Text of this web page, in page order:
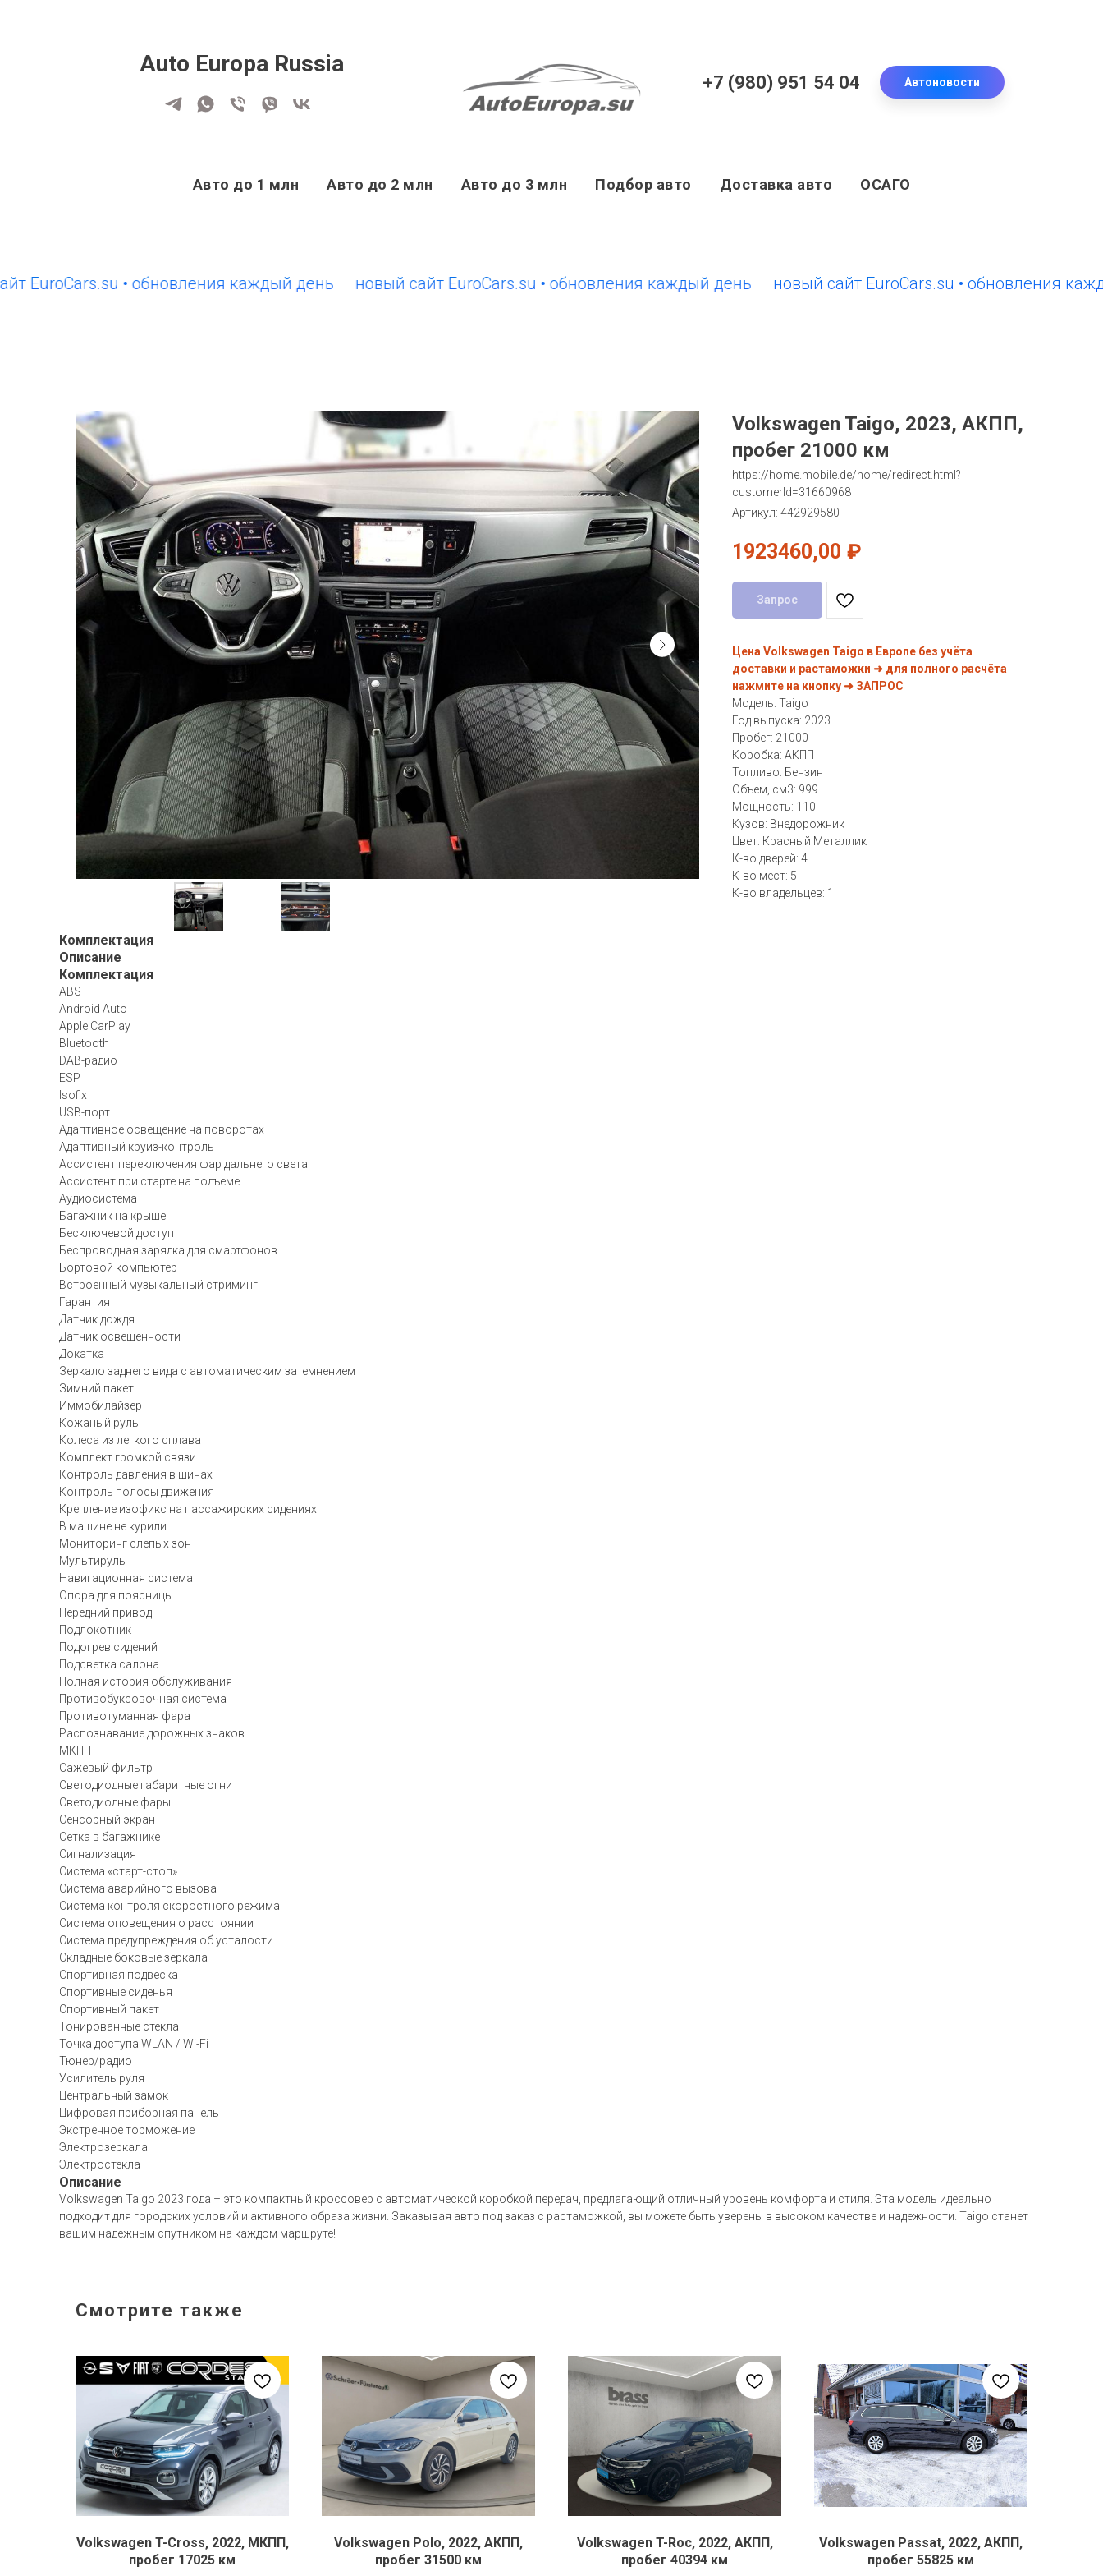
Auto Europa Russia
+7 (980) 951 54 04 Автоновости
Авто до 1 млн Авто до 2 млн Авто до 3 млн Подбор авто Доставка авто ОСАГО
• обновления каждый день новый сайт EuroCars.su • обновления каждый день новый сайт EuroCars.su • обновления каждый
Volkswagen Taigo, 2023, АКПП,
пробег 21000 км
https://home.mobile.de/home/redirect.html?
customerId=31660968
Артикул: 442929580
1923460,00 ₽
Запрос
Цена Volkswagen Taigo в Европе без учёта
доставки и растаможки ➜ для полного расчёта
нажмите на кнопку ➜ ЗАПРОС
Модель: Taigo
Год выпуска: 2023
Пробег: 21000
Коробка: АКПП
Топливо: Бензин
Объем, см3: 999
Мощность: 110
Кузов: Внедорожник
Цвет: Красный Металлик
К-во дверей: 4
К-во мест: 5
К-во владельцев: 1
Комплектация
Описание
Комплектация
ABS
Android Auto
Apple CarPlay
Bluetooth
DAB-радио
ESP
Isofix
USB-порт
Адаптивное освещение на поворотах
Адаптивный круиз-контроль
Ассистент переключения фар дальнего света
Ассистент при старте на подъеме
Аудиосистема
Багажник на крыше
Бесключевой доступ
Беспроводная зарядка для смартфонов
Бортовой компьютер
Встроенный музыкальный стриминг
Гарантия
Датчик дождя
Датчик освещенности
Докатка
Зеркало заднего вида с автоматическим затемнением
Зимний пакет
Иммобилайзер
Кожаный руль
Колеса из легкого сплава
Комплект громкой связи
Контроль давления в шинах
Контроль полосы движения
Крепление изофикс на пассажирских сидениях
В машине не курили
Мониторинг слепых зон
Мультируль
Навигационная система
Опора для поясницы
Передний привод
Подлокотник
Подогрев сидений
Подсветка салона
Полная история обслуживания
Противобуксовочная система
Противотуманная фара
Распознавание дорожных знаков
МКПП
Сажевый фильтр
Светодиодные габаритные огни
Светодиодные фары
Сенсорный экран
Сетка в багажнике
Сигнализация
Система «старт-стоп»
Система аварийного вызова
Система контроля скоростного режима
Система оповещения о расстоянии
Система предупреждения об усталости
Складные боковые зеркала
Спортивная подвеска
Спортивные сиденья
Спортивный пакет
Тонированные стекла
Точка доступа WLAN / Wi-Fi
Тюнер/радио
Усилитель руля
Центральный замок
Цифровая приборная панель
Экстренное торможение
Электрозеркала
Электростекла
Описание
Volkswagen Taigo 2023 года – это компактный кроссовер с автоматической коробкой передач, предлагающий отличный уровень комфорта и стиля. Эта модель идеально
подходит для городских условий и активного образа жизни. Заказывая авто под заказ с растаможкой, вы можете быть уверены в высоком качестве и надежности. Taigo станет
вашим надежным спутником на каждом маршруте!
Смотрите также
Volkswagen T-Cross, 2022, МКПП,
пробег 17025 км
Volkswagen Polo, 2022, АКПП,
пробег 31500 км
Volkswagen T-Roc, 2022, АКПП,
пробег 40394 км
Volkswagen Passat, 2022, АКПП,
пробег 55825 км